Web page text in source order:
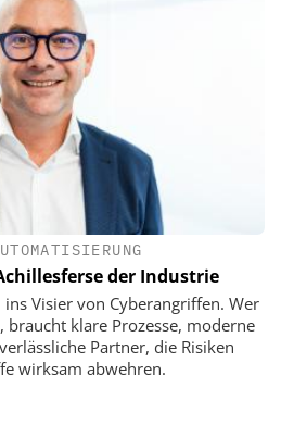
der Industrie
Visier von Cyberangriffen. Wer
braucht klare Prozesse, moderne
Partner, die Risiken
wirksam abwehren.